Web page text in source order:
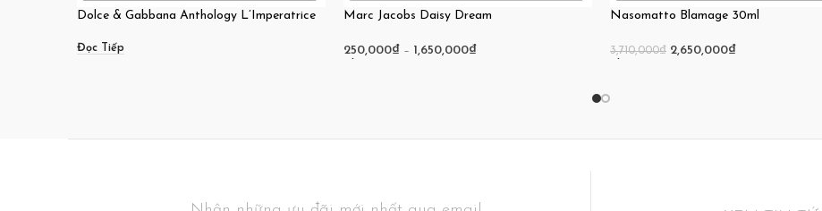
Dolce & Gabbana Anthology L’Imperatrice
Đọc Tiếp
Marc Jacobs Daisy Dream
250,000₫ – 1,650,000₫
Nasomatto Blamage 30ml
3,710,000₫ 2,650,000₫